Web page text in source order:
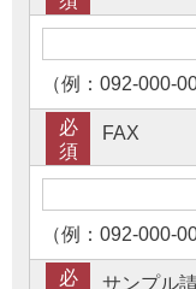
（例：092-000-
FAX
必
須
（例：092-000-
サンプル
必